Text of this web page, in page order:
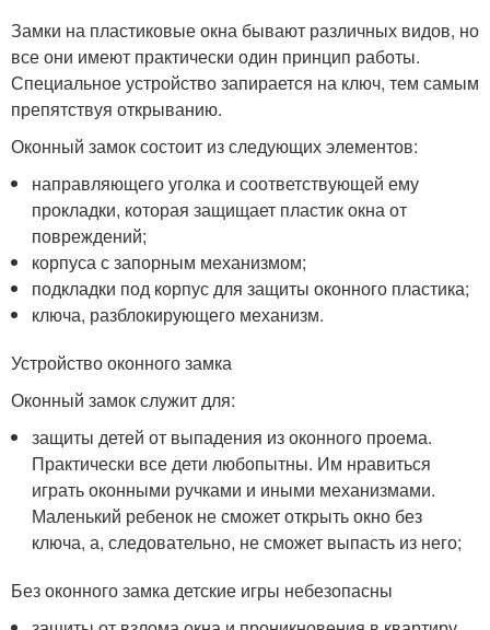
Замки на пластиковые окна бывают различных видов, но
все они имеют практически один принцип работы.
Специальное устройство запирается на ключ, тем самым
препятствуя открыванию.
Оконный замок состоит из следующих элементов:
направляющего уголка и соответствующей ему
прокладки, которая защищает пластик окна от
повреждений;
корпуса с запорным механизмом;
подкладки под корпус для защиты оконного пластика;
ключа, разблокирующего механизм.
Устройство оконного замка
Оконный замок служит для:
защиты детей от выпадения из оконного проема.
Практически все дети любопытны. Им нравиться
играть оконными ручками и иными механизмами.
Маленький ребенок не сможет открыть окно без
ключа, а, следовательно, не сможет выпасть из него;
Без оконного замка детские игры небезопасны